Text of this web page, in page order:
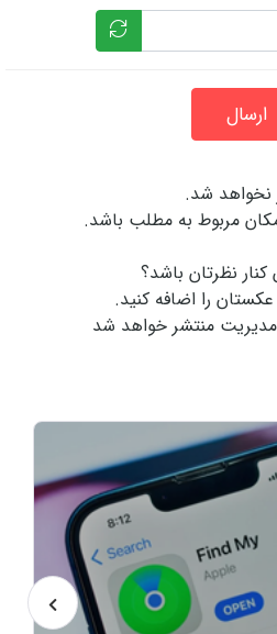
ارسال
نخواهد شد.
مربوط به مطلب باشد.
نظرتان باشد؟
را اضافه کنید.
مدیریت منتشر خواهد شد